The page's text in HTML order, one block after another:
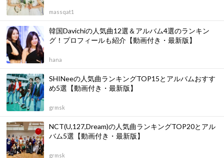
massqat1
韓国Davichiの人気曲12選＆アルバム4選のランキン
グ！プロフィールも紹介【動画付き・最新版】
hana
SHINeeの人気曲ランキングTOP15とアルバムおすす
め5選【動画付き・最新版】
grmsk
NCT(U,127,Dream)の人気曲ランキングTOP20とアル
バム5選【動画付き・最新版】
grmsk